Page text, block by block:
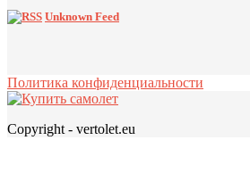
Unknown Feed
Политика конфиденциальности
Copyright - vertolet.eu